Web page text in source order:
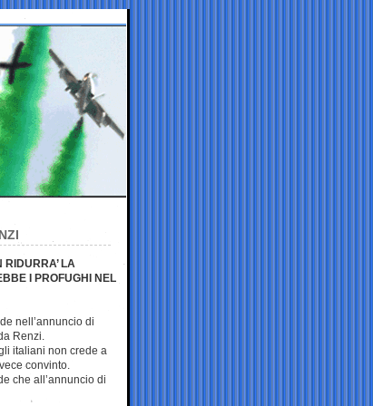
LA
I PROFUGHI NEL
nell’annuncio di
Renzi.
italiani non crede a
convinto.
che all’annuncio di